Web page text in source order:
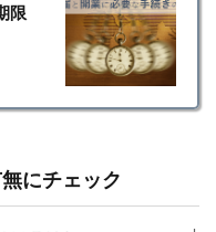
限
にチェック